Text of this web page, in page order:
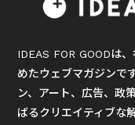
IDEAS FOR GOODは
めたウェブマガジンで
ン、アート、広告、政
ばるクリエイティブな